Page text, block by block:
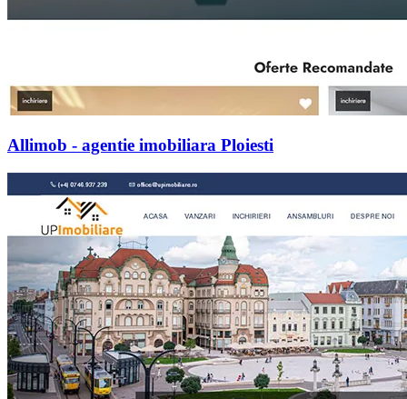
Allimob - agentie imobiliara Ploiesti